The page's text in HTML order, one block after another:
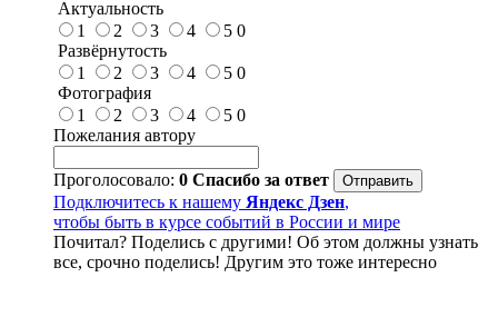
Актуальность
1
2 3 4 5 0
Развёрнутость
1
2 3 4 5 0
Фотография
1
2 3 4 5 0
Пожелания автору
Проголосовало: 0 Спасибо за ответ
Подключитесь к нашему Яндекс Дзен,
чтобы быть в курсе событий в России и мире
Почитал? Поделись с другими! Об этом должны узнать
все, срочно поделись! Другим это тоже интересно